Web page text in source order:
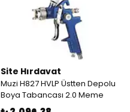
Site Hırdavat
Muzi H827 HVLP Üstten Depolu
Boya Tabancası 2.0 Meme